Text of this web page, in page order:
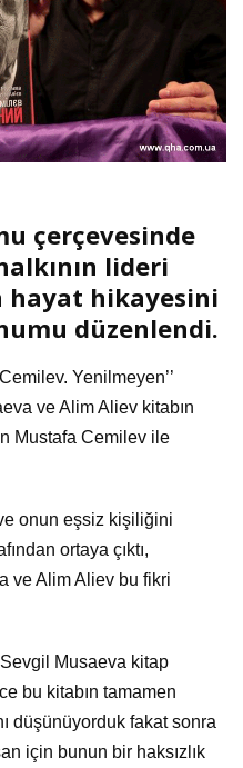
çerçevesinde
lideri
hayat hikayesini
düzenlendi.
Yenilmeyen’’
ve Alim Aliev kitabın
Mustafa Cemilev ile
ve onun eşsiz kişiliğini
ortaya çıktı,
ve Alim Aliev bu fikri
Musaeva kitap
bu kitabın tamamen
düşünüyorduk fakat sonra
için bunun bir haksızlık